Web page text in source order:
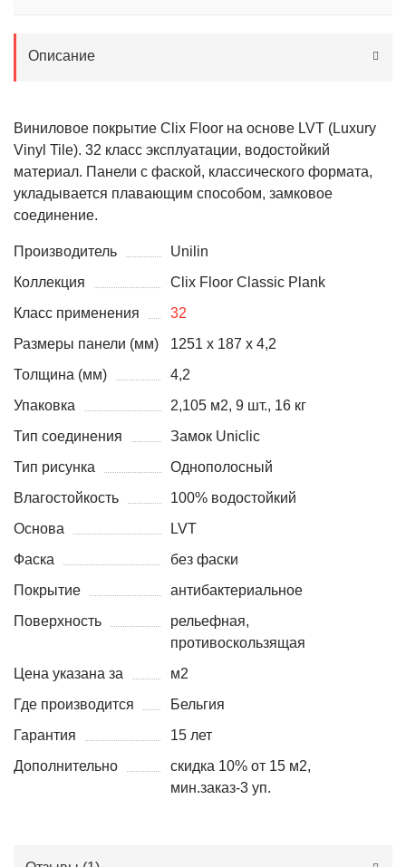
Описание
Виниловое покрытие Clix Floor на основе LVT (Luxury
Vinyl Tile). 32 класс эксплуатации, водостойкий
материал. Панели с фаской, классического формата,
укладывается плавающим способом, замковое
соединение.
Производитель
Unilin
Коллекция
Clix Floor Classic Plank
Класс применения
32
Размеры панели (мм)
1251 x 187 x 4,2
Толщина (мм)
4,2
Упаковка
2,105 м2, 9 шт., 16 кг
Тип соединения
Замок Uniclic
Тип рисунка
Однополосный
Влагостойкость
100% водостойкий
Основа
LVT
Фаска
без фаски
Покрытие
антибактериальное
Поверхность
рельефная,
противоскользящая
Цена указана за
м2
Где производится
Бельгия
Гарантия
15 лет
Дополнительно
скидка 10% от 15 м2,
мин.заказ-3 уп.